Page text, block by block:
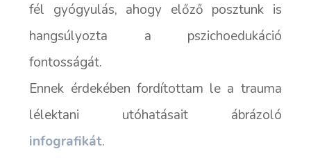
fél gyógyulás, ahogy előző posztunk is
hangsúlyozta a pszichoedukáció
fontosságát.
Ennek érdekében fordítottam le a trauma
lélektani utóhatásait ábrázoló
infografikát.